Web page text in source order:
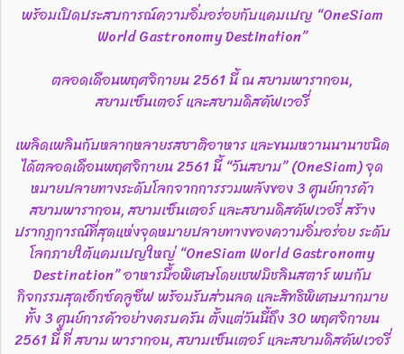
พร้อมเปิดประสบการณ์ความอิ่มอร่อยกับแคมเปญ “OneSiam
World Gastronomy Destination”
ตลอดเดือนพฤศจิกายน 2561 นี้ ณ สยามพารากอน,
สยามเซ็นเตอร์ และสยามดิสคัฟเวอรี่
เพลิดเพลินกับหลากหลายรสชาติอาหาร และขนมหวานนานาชนิด
ได้ตลอดเดือนพฤศจิกายน 2561 นี้ “วันสยาม” (OneSiam) จุด
หมายปลายทางระดับโลกจากการรวมพลังของ 3 ศูนย์การค้า
สยามพารากอน, สยามเซ็นเตอร์ และสยามดิสคัฟเวอรี่ สร้าง
ปรากฏการณ์ที่สุดแห่งจุดหมายปลายทางของความอิ่มอร่อย ระดับ
โลกภายใต้แคมเปญใหญ่ “OneSiam World Gastronomy
Destination” อาหารมื้อพิเศษโดยเชฟมิชลินสตาร์ พบกับ
กิจกรรมสุดเอ็กซ์คลูซีฟ พร้อมรับส่วนลด และสิทธิพิเศษมากมาย
ทั้ง 3 ศูนย์การค้าอย่างครบครัน ตั้งแต่วันนี้ถึง 30 พฤศจิกายน
2561 นี้ ที่ สยาม พารากอน, สยามเซ็นเตอร์ และสยามดิสคัฟเวอรี่